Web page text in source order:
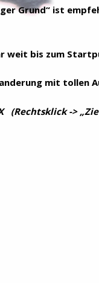
Grund“ ist
weit bis zum
mit tollen
(Rechtsklick ->